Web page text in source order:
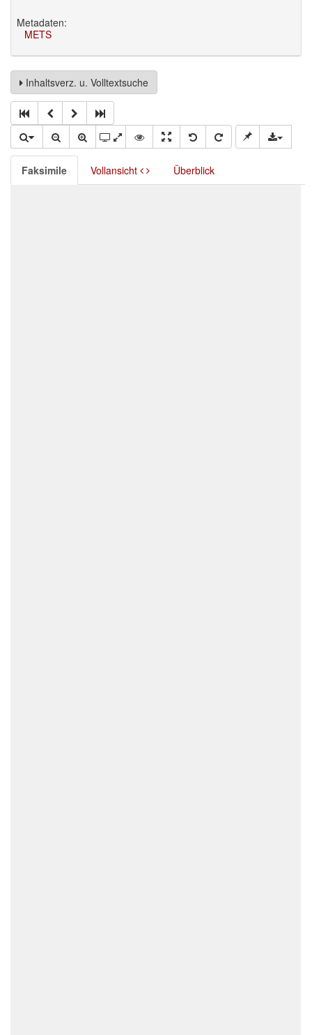
Metadaten:
METS
Inhaltsverz. u. Volltextsuche
Faksimile Vollansicht Überblick